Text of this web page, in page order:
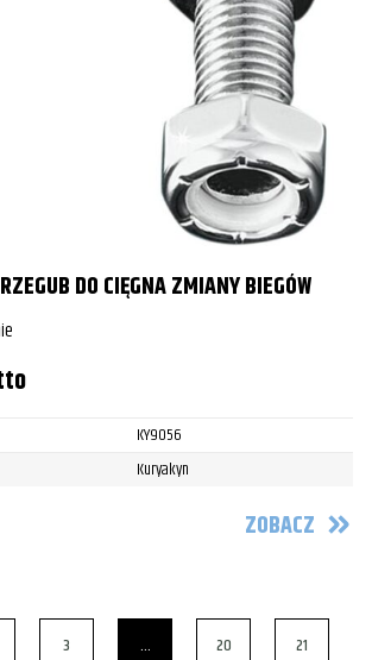
DO CIĘGNA ZMIANY BIEGÓW
KY9056
Kuryakyn
ZOBACZ
3 … 20 21